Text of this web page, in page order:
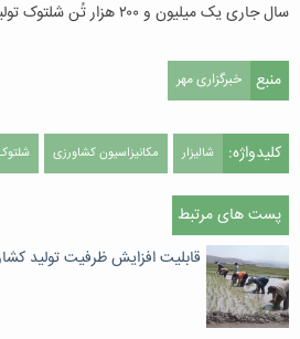
سال جاری یک میلیون و ۲۰۰ هزار تُن شلتوک تولید شود.
منبع خبرگزاری مهر
کلیدواژه: شالیزار مکانیزاسیون کشاورزی
پست های مرتبط
قابلیت افزایش ظرفیت تولید